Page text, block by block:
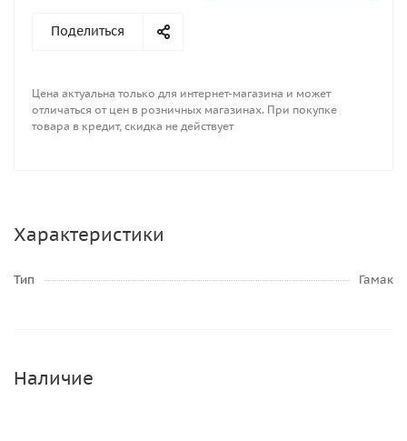
Поделиться
Цена актуальна только для интернет-магазина и может
отличаться от цен в розничных магазинах. При покупке
товара в кредит, скидка не действует
Характеристики
Тип Гамак
Наличие